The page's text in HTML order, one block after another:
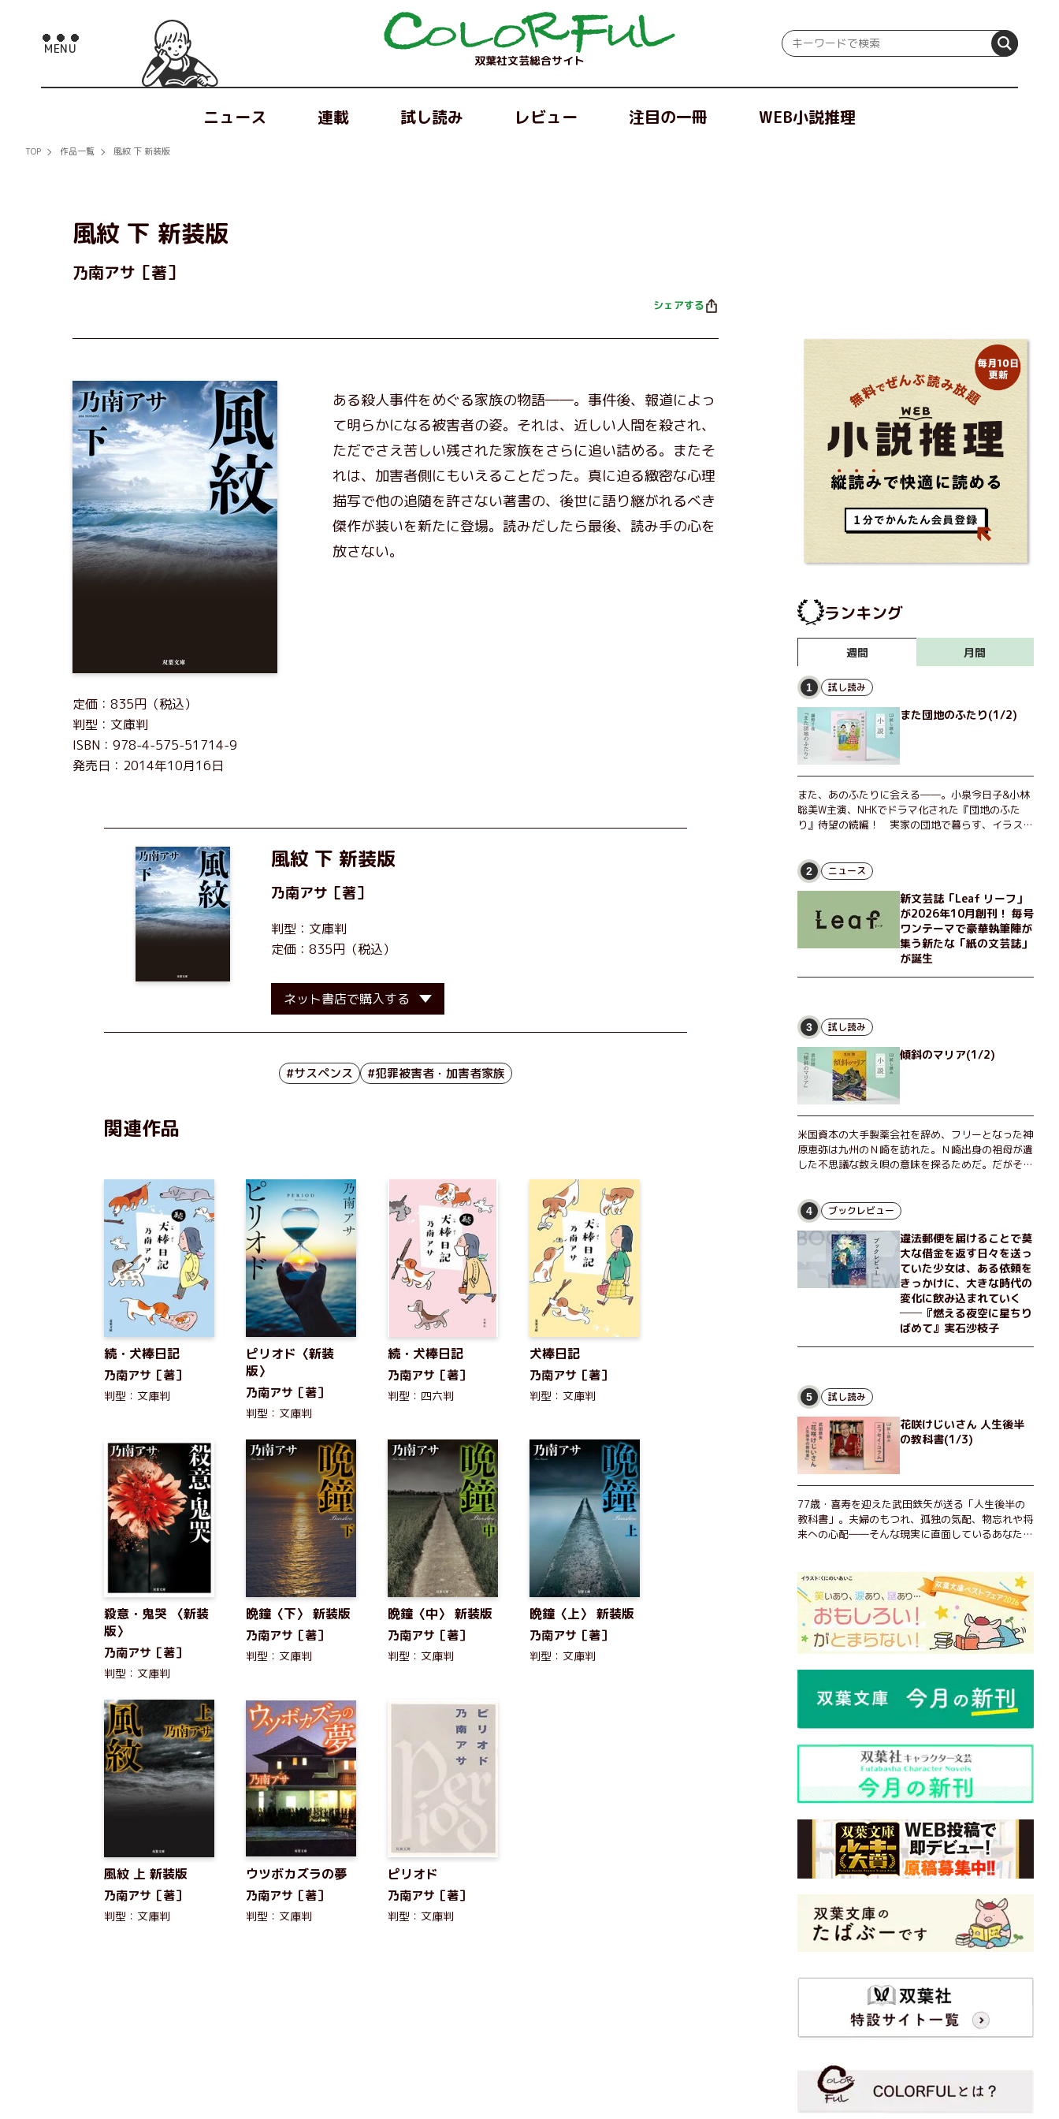
双葉社文芸総合サイト
ニュース 連載 試し読み レビュー 注目の一冊 WEB小説推理
TOP 作品一覧 風紋 下 新装版
風紋 下 新装版
乃南アサ［著］
シェアする
定価：835円（税込）
判型：文庫判
ISBN：978-4-575-51714-9
発売日：2014年10月16日
ある殺人事件をめぐる家族の物語――。事件後、報道によっ
て明らかになる被害者の姿。それは、近しい人間を殺され、
ただでさえ苦しい残された家族をさらに追い詰める。またそ
れは、加害者側にもいえることだった。真に迫る緻密な心理
描写で他の追随を許さない著書の、後世に語り継がれるべき
傑作が装いを新たに登場。読みだしたら最後、読み手の心を
放さない。
風紋 下 新装版
乃南アサ ［著］
判型：文庫判
定価：835円（税込）
ネット書店で購入する
#サスペンス #犯罪被害者・加害者家族
関連作品
続・犬棒日記
乃南アサ［著］
判型：文庫判
ピリオド〈新装
版〉
乃南アサ［著］
判型：文庫判
続・犬棒日記
乃南アサ［著］
判型：四六判
犬棒日記
乃南アサ［著］
判型：文庫判
殺意・鬼哭 〈新装
版〉
乃南アサ［著］
判型：文庫判
晩鐘〈下〉 新装版
乃南アサ［著］
判型：文庫判
晩鐘〈中〉 新装版
乃南アサ［著］
判型：文庫判
晩鐘〈上〉 新装版
乃南アサ［著］
判型：文庫判
風紋 上 新装版
乃南アサ［著］
判型：文庫判
ウツボカズラの夢
乃南アサ［著］
判型：文庫判
ピリオド
乃南アサ［著］
判型：文庫判
ランキング
週間 月間
1 試し読み
また団地のふたり(1/2)
また、あのふたりに会える――。小泉今日子&小林
聡美W主演、NHKでドラマ化された『団地のふた
り』待望の続編！ 実家の団地で暮らす、イラスト
ょっとした贅沢を楽しんだり、近所のおばちゃんの
恋バナを聞いてあげたり、部屋でふたりだけの「台
湾映画祭」を催したり。50代独身、幼なじみの変
わらぬ友情とささやかな幸せの日々を描く。
2 ニュース
新文芸誌「Leaf リーフ」
が2026年10月創刊！ 毎号
ワンテーマで豪華執筆陣が
集う新たな「紙の文芸誌」
が誕生
3 試し読み
傾斜のマリア(1/2)
米国資本の大手製薬会社を辞め、フリーとなった神
原恵弥は九州のＮ崎を訪れた。Ｎ崎出身の祖母が遺
した不思議な数え唄の意味を探るためだ。だがそん
出島で見つかったある物質について博士の意見を聞
きたいという。恵弥は、まるで影のような存在の博
士とまみえることはできるのか？ そして、唄の歌
詞「かたむくマリア」に込められた秘密とは？ 謎
めいたラストが鮮烈な余韻を残すシリーズ第四作！
4 ブックレビュー
違法郵便を届けることで莫
大な借金を返す日々を送っ
ていた少女は、ある依頼を
きっかけに、大きな時代の
変化に飲み込まれていく
──『燃える夜空に星ちり
ばめて』実石沙枝子
5 試し読み
花咲けじいさん 人生後半
の教科書(1/3)
77歳・喜寿を迎えた武田鉄矢が送る「人生後半の
教科書」。夫婦のもつれ、孤独の気配、物忘れや将
来への心配――そんな現実に直面しているあなた
経験をもとに繰り出される持論は説得力満点。まだ
まだ人生これから！ 読むだけで前向きになれる一
冊。